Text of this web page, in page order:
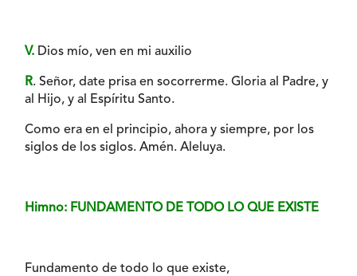
V. Dios mío, ven en mi auxilio
R. Señor, date prisa en socorrerme. Gloria al Padre, y
al Hijo, y al Espíritu Santo.
Como era en el principio, ahora y siempre, por los
siglos de los siglos. Amén. Aleluya.
Himno: FUNDAMENTO DE TODO LO QUE EXISTE
Fundamento de todo lo que existe,